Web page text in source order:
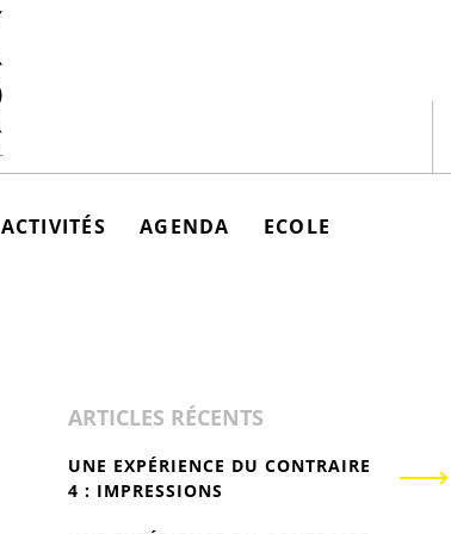
ACTIVITÉS AGENDA ECOLE
ARTICLES RÉCENTS
UNE EXPÉRIENCE DU CONTRAIRE
4 : IMPRESSIONS